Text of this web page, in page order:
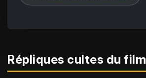
Répliques cultes du film